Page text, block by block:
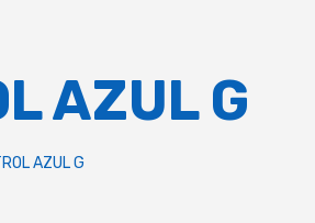
AZUL G
AZUL G